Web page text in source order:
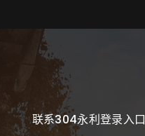
联系304永利登录入口